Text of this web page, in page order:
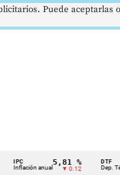
anual
5,81 %
▼ 0.12
DTF
Dep. Término
Puede aceptarlas